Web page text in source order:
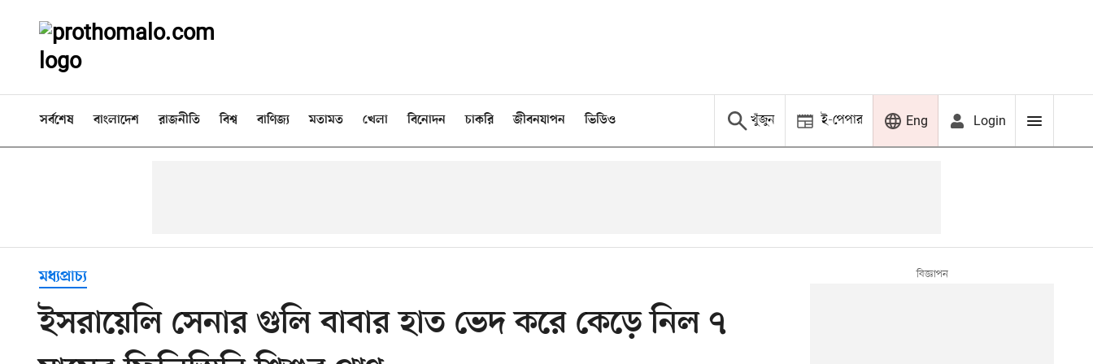
সর্বশেষ বাংলাদেশ রাজনীতি বিশ্ব বাণিজ্য মতামত খেলা বিনোদন চাকরি জীবনযাপন ভিডিও খুঁজুন ই-পেপার Eng Login
মধ্যপ্রাচ্য
ইসরায়েলি সেনার গুলি বাবার হাত ভেদ করে কেড়ে নিল ৭